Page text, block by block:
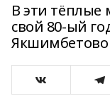
В эти тёплые
свой 80-ый
Якшимбетово